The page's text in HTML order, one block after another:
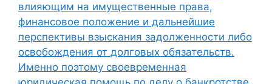
влияющим на имущественные права,
финансовое положение и дальнейшие
перспективы взыскания задолженности либо
освобождения от долговых обязательств.
Именно поэтому своевременная